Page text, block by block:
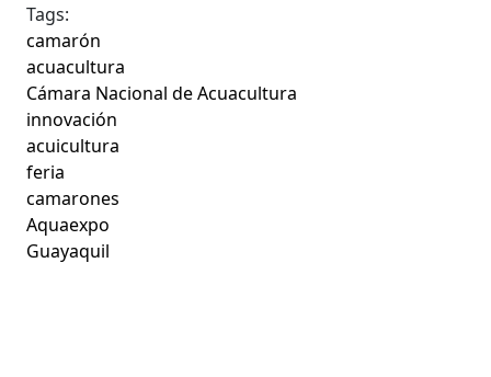
Tags:
camarón
acuacultura
Cámara Nacional de Acuacultura
innovación
acuicultura
feria
camarones
Aquaexpo
Guayaquil